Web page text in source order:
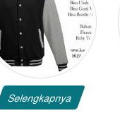
Selengkapnya